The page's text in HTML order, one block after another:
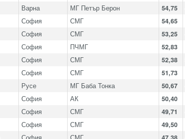
Варна МГ Петър Берон 54,75
София СМГ 54,65
София СМГ 53,25
София ПЧМГ 52,83
София СМГ 52,38
София СМГ 51,73
Русе МГ Баба Тонка 50,67
София АК 50,40
София СМГ 49,71
София СМГ 49,50